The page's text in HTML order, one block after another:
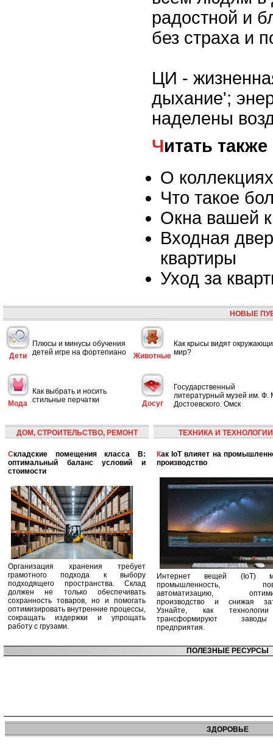
радостной и
без страха и
ЦИ -
дыхание';
наделены
Читать также
О
Что такое
Окна вашей
Входная
квартиры
Уход за
НОВЫЕ
Дети
Плюсы и минусы обучения
детей игре на фортепиано
Животные
Как крысы видят
мир?
Мода
Как выбрать и носить
стильные перчатки
Досуг
Государственный
литературный музей им. Ф.
Достоевского. Омск
ДОМ, СТРОИТЕЛЬСТВО, РЕМОНТ
Складские помещения класса B:
оптимальный баланс условий и
стоимости
Организация хранения требует
грамотного подхода к выбору
подходящего пространства. Склад
должен не только обеспечивать
сохранность товаров, но и помогать
оптимизировать внутренние процессы,
сокращать издержки и упрощать
работу с грузами.
ТЕХНИКА И ТЕХНОЛОГИИ
Как IoT влияет на промышленность и
производство
Интернет вещей (IoT)
промышленность,
автоматизацию,
производство и снижая
Узнайте, как
трансформируют
предприятия.
ПОЛЕЗНЫЕ РЕСУРСЫ
ЗДОРОВЬЕ